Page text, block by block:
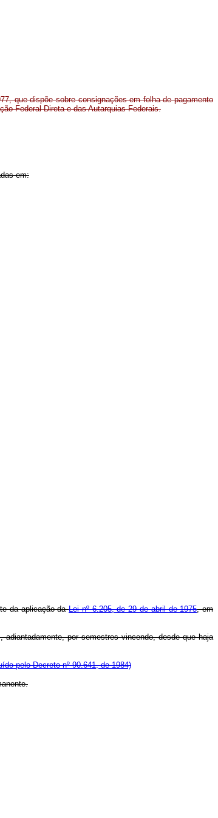
que dispõe sobre consignações em folha de pagamento
Federal Direta e das Autarquias Federais.
em:
da aplicação daLei nº 6.205, de 29 de abril de 1975, em
por semestres vincendo, desde que haja
pelo Decreto nº 90.641, de 1984)